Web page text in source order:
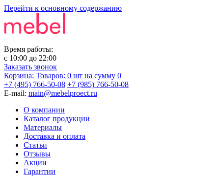
Перейти к основному содержанию
Время работы:
с 10:00 до 22:00
Заказать звонок
Корзина: Товаров: 0 шт на сумму 0
+7 (495) 766-50-08 +7 (985) 766-50-08
E-mail: main@mebelproect.ru
О компании
Каталог продукции
Материалы
Доставка и оплата
Статьи
Отзывы
Акции
Гарантии